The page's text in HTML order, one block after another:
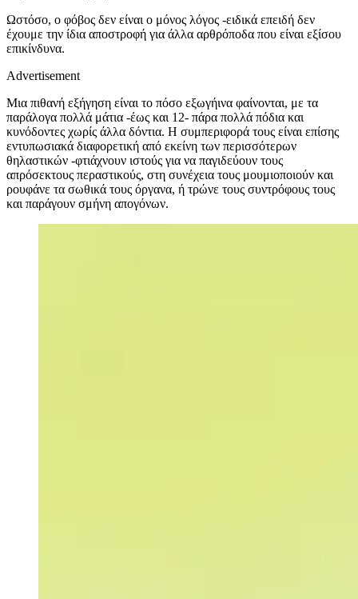
Ωστόσο, ο φόβος δεν είναι ο μόνος λόγος -ειδικά επειδή δεν
έχουμε την ίδια αποστροφή για άλλα αρθρόποδα που είναι εξίσου
επικίνδυνα.
Advertisement
Μια πιθανή εξήγηση είναι το πόσο εξωγήινα φαίνονται, με τα
παράλογα πολλά μάτια -έως και 12- πάρα πολλά πόδια και
κυνόδοντες χωρίς άλλα δόντια. Η συμπεριφορά τους είναι επίσης
εντυπωσιακά διαφορετική από εκείνη των περισσότερων
θηλαστικών -φτιάχνουν ιστούς για να παγιδεύουν τους
απρόσεκτους περαστικούς, στη συνέχεια τους μουμιοποιούν και
ρουφάνε τα σωθικά τους όργανα, ή τρώνε τους συντρόφους τους
και παράγουν σμήνη απογόνων.